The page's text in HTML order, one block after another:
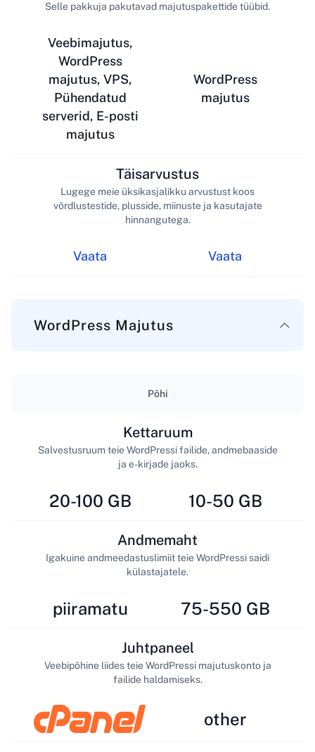
Veebimajutus,
WordPress
majutus, VPS,
Pühendatud
serverid, E-posti
majutus
Selle pakkuja pakutavad majutuspakettide tüübid.
WordPress
majutus
Vaata
Täisarvustus
Lugege meie üksikasjalikku arvustust koos
võrdlustestide, plusside, miinuste ja kasutajate
hinnangutega.
Vaata
WordPress Majutus
Põhi
20-100 GB
Kettaruum
Salvestusruum teie WordPressi failide, andmebaaside
ja e-kirjade jaoks.
10-50 GB
piiramatu
Andmemaht
Igakuine andmeedastuslimiit teie WordPressi saidi
külastajatele.
75-550 GB
Juhtpaneel
Veebipõhine liides teie WordPressi majutuskonto ja
failide haldamiseks.
other